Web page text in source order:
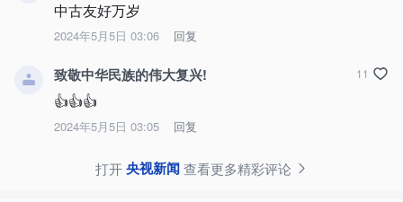
中古友好万岁
2024年5月5日 03:06 回复
致敬中华民族的伟大复兴!
👍👍👍
2024年5月5日 03:05 回复
11
打开央视新闻查看更多精彩评论